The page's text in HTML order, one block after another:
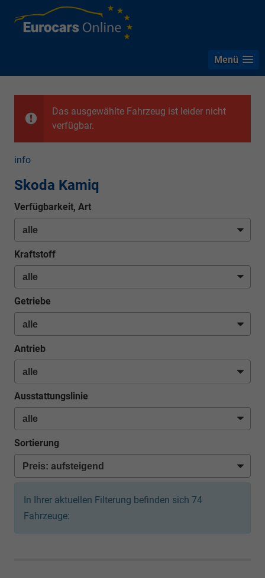
Menü
Das ausgewählte Fahrzeug ist leider nicht
verfügbar.
info
Skoda Kamiq
Verfügbarkeit, Art
Kraftstoff
Getriebe
Antrieb
Ausstattungslinie
Sortierung
In Ihrer aktuellen Filterung befinden sich 74
Fahrzeuge: